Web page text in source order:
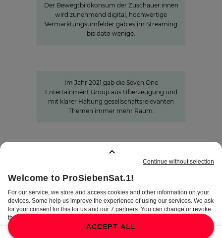
Der Bewegtbildkonsum der Zuschauer:innen
wird zunehmend digital, hochwertige
Vermarktungsumfelder gab es im Streaming
bis dato wenige.
Im Jahr 2021 gab die Seven.One
Entertainment Group aus Überzeugung und
mit klarer Haltung gesellschaftsrelevanten
Themen immer mehr Raum.
DATENSCHUTZ
AGB
AEB
PRIVATSPHÄRE-
EINSTELLUNGEN
COMPLIANCE &
HINWEISGEBERSYSTEM